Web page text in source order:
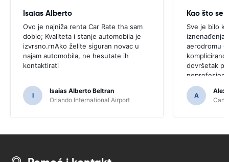
Isaias Alberto
Ovo je najniža renta Car Rate tha sam
dobio; Kvaliteta i stanje automobila je
izvrsno.rnAko želite siguran novac u
najam automobila, ne hesutate ih
kontaktirati
I
Isaias Alberto Beltran
Orlando International Airport
Kao što se
Sve je bilo
aerodromu
dovršetak
A
Alex